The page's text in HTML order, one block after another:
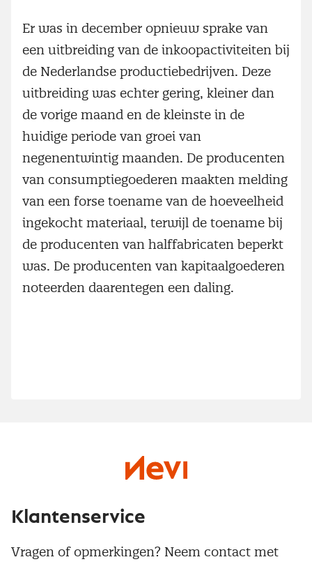
Er was in december opnieuw sprake van
een uitbreiding van de inkoopactiviteiten bij
de Nederlandse productiebedrijven. Deze
uitbreiding was echter gering, kleiner dan
de vorige maand en de kleinste in de
huidige periode van groei van
negenentwintig maanden. De producenten
van consumptiegoederen maakten melding
van een forse toename van de hoeveelheid
ingekocht materiaal, terwijl de toename bij
de producenten van halffabricaten beperkt
was. De producenten van kapitaalgoederen
noteerden daarentegen een daling.
Klantenservice
Vragen of opmerkingen? Neem contact met